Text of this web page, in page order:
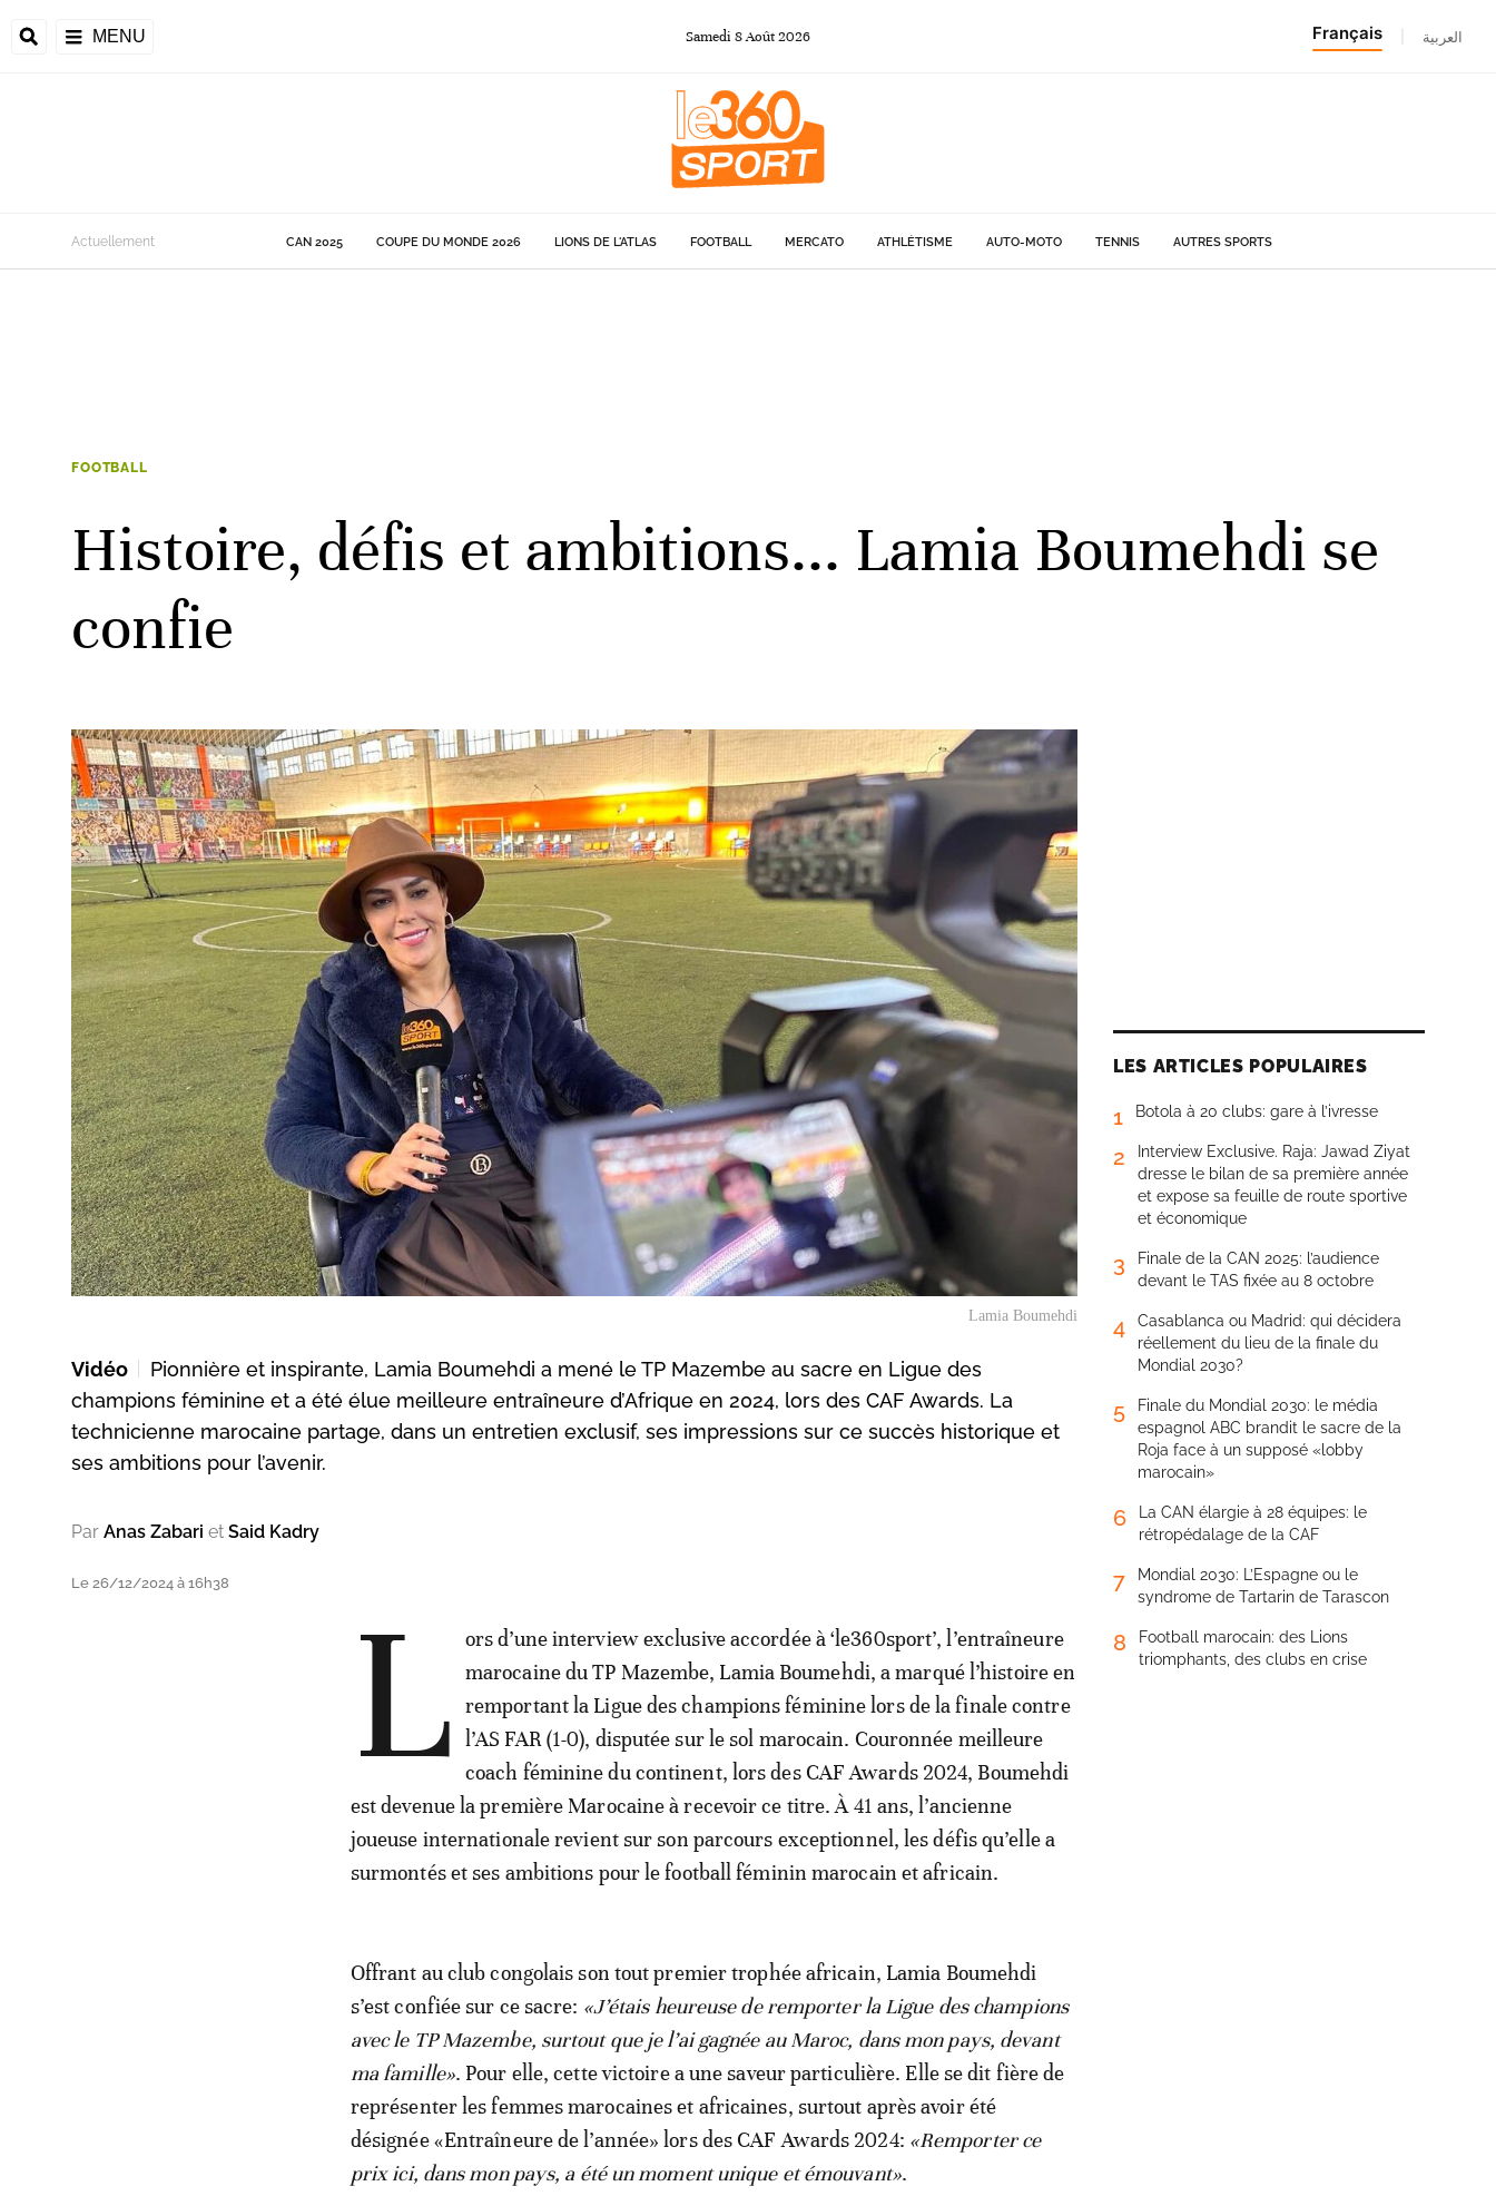
MENU Samedi 8Août2026 Français العربية
de la CAF
Actuellement CAN 2025 COUPE DU MONDE 2026 LIONS DE L'ATLAS FOOTBALL MERCATO ATHLÉTISME AUTO-MOTO TENNIS AUTRES SPORTS
FOOTBALL
Histoire, défis et ambitions... Lamia Boumehdi se
confie
Lamia Boumehdi
Vidéo
Pionnière et inspirante, Lamia Boumehdi a mené le TP Mazembe au sacre en Ligue des
champions féminine et a été élue meilleure entraîneure d’Afrique en 2024, lors des CAF Awards. La
technicienne marocaine partage, dans un entretien exclusif, ses impressions sur ce succès historique et
ses ambitions pour l’avenir.
Par Anas Zabari et Said Kadry
Le 26/12/2024 à 16h38 L
ors d’une interview exclusive accordée à ‘le360sport’, l’entraîneure
marocaine du TP Mazembe, Lamia Boumehdi, a marqué l’histoire en
remportant la Ligue des champions féminine lors de la finale contre
l’AS FAR (1-0), disputée sur le sol marocain. Couronnée meilleure
coach féminine du continent, lors des CAF Awards 2024, Boumehdi
est devenue la première Marocaine à recevoir ce titre. À 41 ans, l’ancienne
joueuse internationale revient sur son parcours exceptionnel, les défis qu’elle a
surmontés et ses ambitions pour le football féminin marocain et africain.
Offrant au club congolais son tout premier trophée africain, Lamia Boumehdi
s’est confiée sur ce sacre: «J’étais heureuse de remporter la Ligue des champions
avec le TP Mazembe, surtout que je l’ai gagnée au Maroc, dans mon pays, devant
ma famille». Pour elle, cette victoire a une saveur particulière. Elle se dit fière de
représenter les femmes marocaines et africaines, surtout après avoir été
désignée «Entraîneure de l’année» lors des CAF Awards 2024: «Remporter ce
prix ici, dans mon pays, a été un moment unique et émouvant».
LES ARTICLES POPULAIRES
1 Botola à 20 clubs: gare à l’ivresse
2
Interview Exclusive. Raja: Jawad Ziyat
dresse le bilan de sa première année
et expose sa feuille de route sportive
et économique
3
Finale de la CAN 2025: l’audience
devant le TAS fixée au 8 octobre
4
Casablanca ou Madrid: qui décidera
réellement du lieu de la finale du
Mondial 2030?
5
Finale du Mondial 2030: le média
espagnol ABC brandit le sacre de la
Roja face à un supposé «lobby
marocain»
6
La CAN élargie à 28 équipes: le
rétropédalage de la CAF
7
Mondial 2030: L’Espagne ou le
syndrome de Tartarin de Tarascon
8
Football marocain: des Lions
triomphants, des clubs en crise